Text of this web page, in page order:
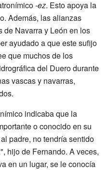
-ez. Esto apoya la
Además, las alianzas
de Navarra y León en los
ayudado a que este sufijo
que muchos de los
del Duero durante
vascas y navarras,
indicaba que la
o conocido en su
padre, no tendría sentido
hijo de Fernando. A veces,
en un lugar, se le conocía